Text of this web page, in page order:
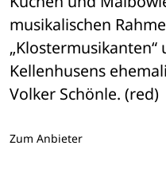
musikalischen
Kellenhusens
Volker Schönle. (red)
Zum Anbieter